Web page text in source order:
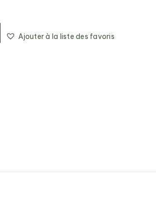
Ajouter à la liste des favoris